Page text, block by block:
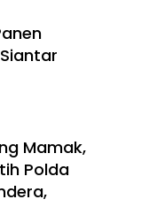
Mamak,
Polda